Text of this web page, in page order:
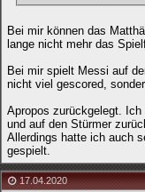
Bei mir können das
lange nicht mehr das
Bei mir spielt Messi auf
nicht viel gescored,
Apropos zurückgelegt.
und auf den Stürmer
Allerdings hatte ich auch
gespielt.
17.04.2020